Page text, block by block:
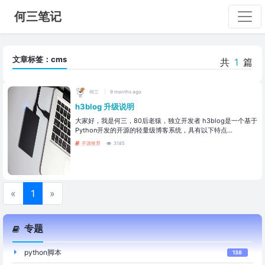
何三笔记
共 1 篇
文章标签：cms
何三 9 months ago
h3blog 升级说明
大家好，我是何三，80后老猿，独立开发者 h3blog是一个基于
Python开发的开源的轻量级博客系统，具有以下特点...
开源推荐 3185
« 1 »
专题
python脚本 138